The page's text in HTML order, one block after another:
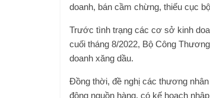
doanh, bán cầm chừng, thiếu cục
Trước tình trạng các cơ sở kinh
cuối tháng 8/2022, Bộ Công
doanh xăng dầu.
Đồng thời, đề nghị các thương
động nguồn hàng, có kế hoạch